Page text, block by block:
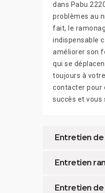
dans Pabu
problèmes au
fait, le
indispensable
améliorer son
qui se
toujours à
contacter pour
succès et
Entretien
Entretien
Entretien